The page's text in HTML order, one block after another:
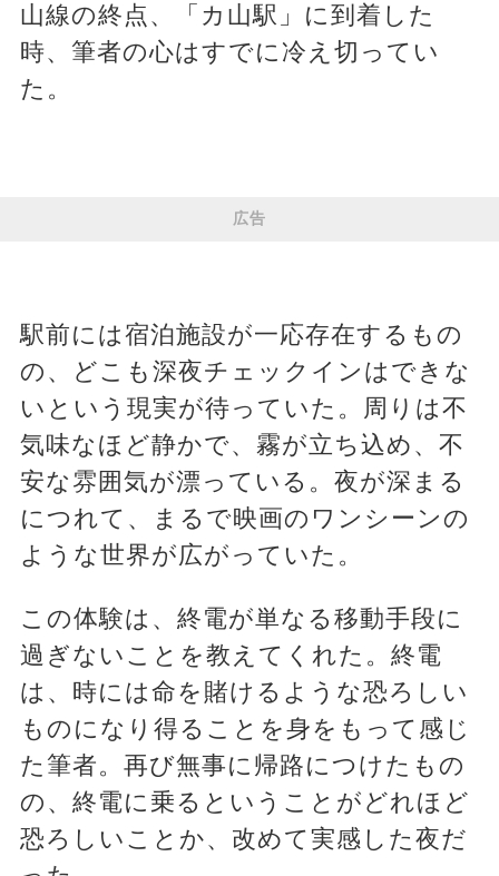
山線の終点、「カ山駅」に到着した
時、筆者の心はすでに冷え切ってい
た。
広告
駅前には宿泊施設が一応存在するもの
の、どこも深夜チェックインはできな
いという現実が待っていた。周りは不
気味なほど静かで、霧が立ち込め、不
安な雰囲気が漂っている。夜が深まる
につれて、まるで映画のワンシーンの
ような世界が広がっていた。
この体験は、終電が単なる移動手段に
過ぎないことを教えてくれた。終電
は、時には命を賭けるような恐ろしい
ものになり得ることを身をもって感じ
た筆者。再び無事に帰路につけたもの
の、終電に乗るということがどれほど
恐ろしいことか、改めて実感した夜だ